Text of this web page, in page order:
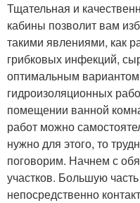
Тщательная и
кабины позволит вам
такими явлениями, как
грибковых инфекций,
оптимальным
гидроизоляционных
помещении ванной
работ можно
нужно для этого, то
поговорим. Начнем с
участков. Большую
непосредственно